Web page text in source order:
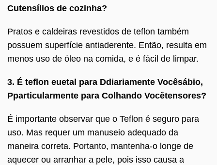
Cutensílios de cozinha?
Pratos e caldeiras revestidos de teflon também
possuem superfície antiaderente. Então, resulta em
menos uso de óleo na comida, e é fácil de limpar.
3. É teflon euetal para Ddiariamente Vocêsábio,
Pparticularmente para Colhando Vocêtensores?
É importante observar que o Teflon é seguro para
uso. Mas requer um manuseio adequado da
maneira correta. Portanto, mantenha-o longe de
aquecer ou arranhar a pele, pois isso causa a